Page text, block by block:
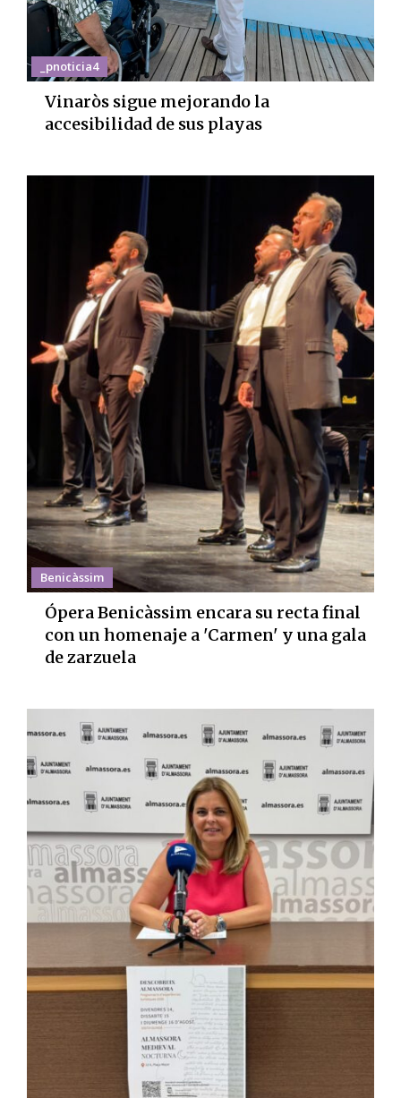
_pnoticia4
Vinaròs sigue mejorando la
accesibilidad de sus playas
Benicàssim
Ópera Benicàssim encara su recta final
con un homenaje a 'Carmen' y una gala
de zarzuela